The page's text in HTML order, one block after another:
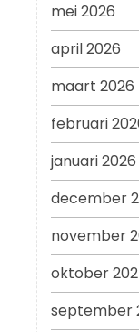
mei 2026
april 2026
maart 2026
februari
januari 2026
december
november
oktober
september